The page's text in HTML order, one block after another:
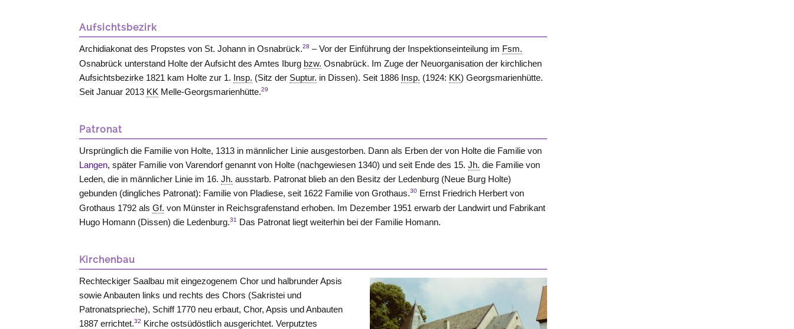
Aufsichtsbezirk
Archidiakonat des Propstes von St. Johann in Osnabrück.28 – Vor der Einführung der Inspektionseinteilung im Fsm.
Osnabrück unterstand Holte der Aufsicht des Amtes Iburg bzw. Osnabrück. Im Zuge der Neuorganisation der kirchlichen
Aufsichtsbezirke 1821 kam Holte zur 1. Insp. (Sitz der Suptur. in Dissen). Seit 1886 Insp. (1924: KK) Georgsmarienhütte.
Seit Januar 2013 KK Melle-Georgsmarienhütte.29
Patronat
Ursprünglich die Familie von Holte, 1313 in männlicher Linie ausgestorben. Dann als Erben der von Holte die Familie von
Langen, später Familie von Varendorf genannt von Holte (nachgewiesen 1340) und seit Ende des 15.Jh. die Familie von
Leden, die in männlicher Linie im 16.Jh. ausstarb. Patronat blieb an den Besitz der Ledenburg (Neue Burg Holte)
gebunden (dingliches Patronat): Familie von Pladiese, seit 1622 Familie von Grothaus.30 Ernst Friedrich Herbert von
Grothaus 1792 alsGf. von Münster in Reichsgrafenstand erhoben. Im Dezember 1951 erwarb der Landwirt und Fabrikant
Hugo Homann (Dissen) die Ledenburg.31 Das Patronat liegt weiterhin bei der Familie Homann.
Kirchenbau
Rechteckiger Saalbau mit eingezogenem Chor und halbrunder Apsis
sowie Anbauten links und rechts des Chors (Sakristei und
Patronatsprieche), Schiff 1770 neu erbaut, Chor, Apsis und Anbauten
1887 errichtet.32 Kirche ostsüdöstlich ausgerichtet. Verputztes